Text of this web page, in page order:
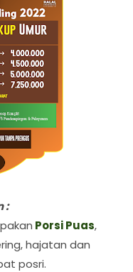
:
Porsi Puas,
hajatan dan
posri.